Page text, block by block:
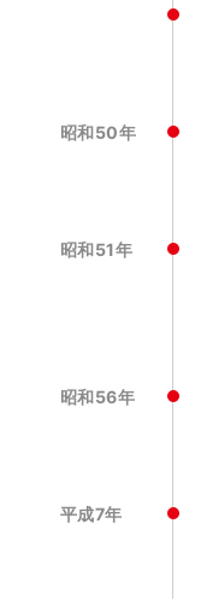
昭和50年
昭和51年
昭和56年
平成7年